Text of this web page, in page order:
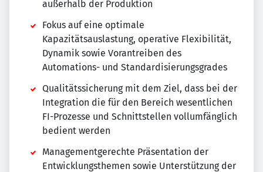
außerhalb der Produktion
Fokus auf eine optimale
Kapazitätsauslastung, operative Flexibilität,
Dynamik sowie Vorantreiben des
Automations- und Standardisierungsgrades
Qualitätssicherung mit dem Ziel, dass bei der
Integration die für den Bereich wesentlichen
FI-Prozesse und Schnittstellen vollumfänglich
bedient werden
Managementgerechte Präsentation der
Entwicklungsthemen sowie Unterstützung der